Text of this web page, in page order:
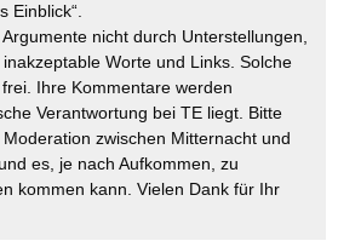
Einblick“.
nicht durch Unterstellungen,
Worte und Links. Solche
Ihre Kommentare werden
Verantwortung bei TE liegt. Bitte
zwischen Mitternacht und
es, je nach Aufkommen, zu
kommen kann. Vielen Dank für Ihr